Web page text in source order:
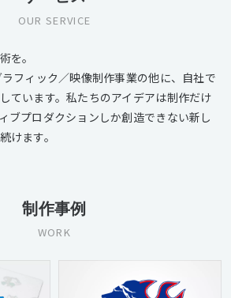
OUR SERVICE
を。
フィック／映像制作事業の他に、自社で
ています。私たちのアイデアは制作だけ
ブプロダクションしか創造できない新し
けます。
制作事例
WORK